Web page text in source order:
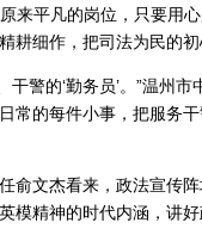
来平凡的岗位，只要用
耕细作，把司法为民的初
干警的‘勤务员’。”温
常的每件小事，把服务
俞文杰看来，政法宣传
模精神的时代内涵，讲